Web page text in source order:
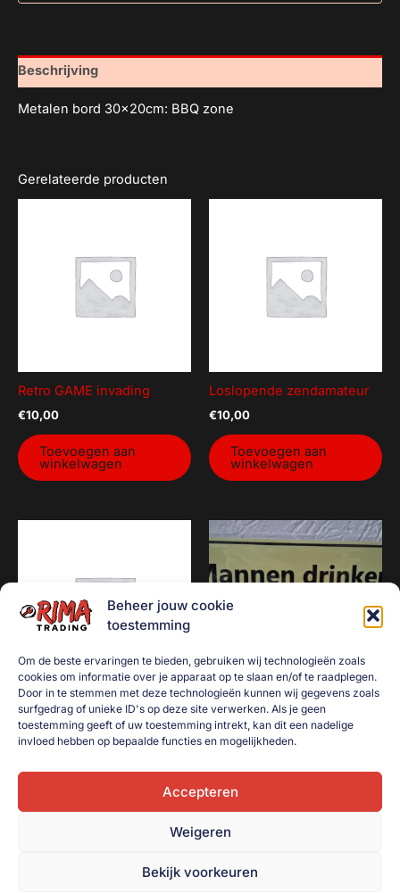
Beheer jouw cookie
toestemming
Om de beste ervaringen te bieden, gebruiken wij technologieën zoals
cookies om informatie over je apparaat op te slaan en/of te raadplegen.
Door in te stemmen met deze technologieën kunnen wij gegevens zoals
surfgedrag of unieke ID's op deze site verwerken. Als je geen
toestemming geeft of uw toestemming intrekt, kan dit een nadelige
invloed hebben op bepaalde functies en mogelijkheden.
Accepteren
Weigeren
Bekijk voorkeuren
Beschrijving
Metalen bord 30x20cm: BBQ zone
Gerelateerde producten
Retro GAME invading
€10,00
Toevoegen aan
winkelwagen
Loslopende zendamateur
€10,00
Toevoegen aan
winkelwagen
Liever een pens van het
zuipen
Mannen drinken zonder
dorst te hebben
Toevoegen aan